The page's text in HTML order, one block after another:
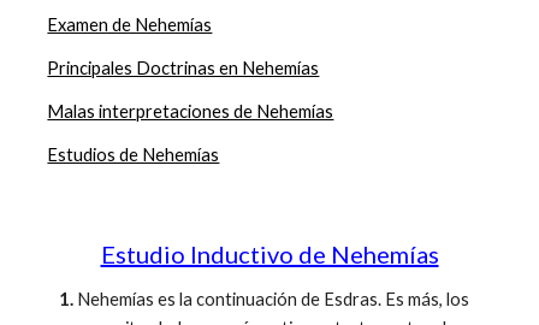
Examen de Nehemías
Principales Doctrinas en Nehemías
Malas interpretaciones de Nehemías
Estudios de Nehemías
Estudio Inductivo de Nehemías
1. Nehemías es la continuación de Esdras. Es más, los